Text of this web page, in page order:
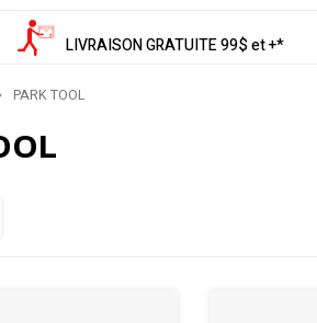
LIVRAISON GRATUITE 99$ et +*
PARK TOOL